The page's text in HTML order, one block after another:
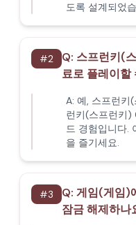
도록 설계되었
#2 Q: 스프런키(
료로 플레이할
A: 예, 스프런키
런키(스프런키)
드 경험입니다.
을 즐기세요.
#3 Q: 게임(게임)
잠금 해제하나